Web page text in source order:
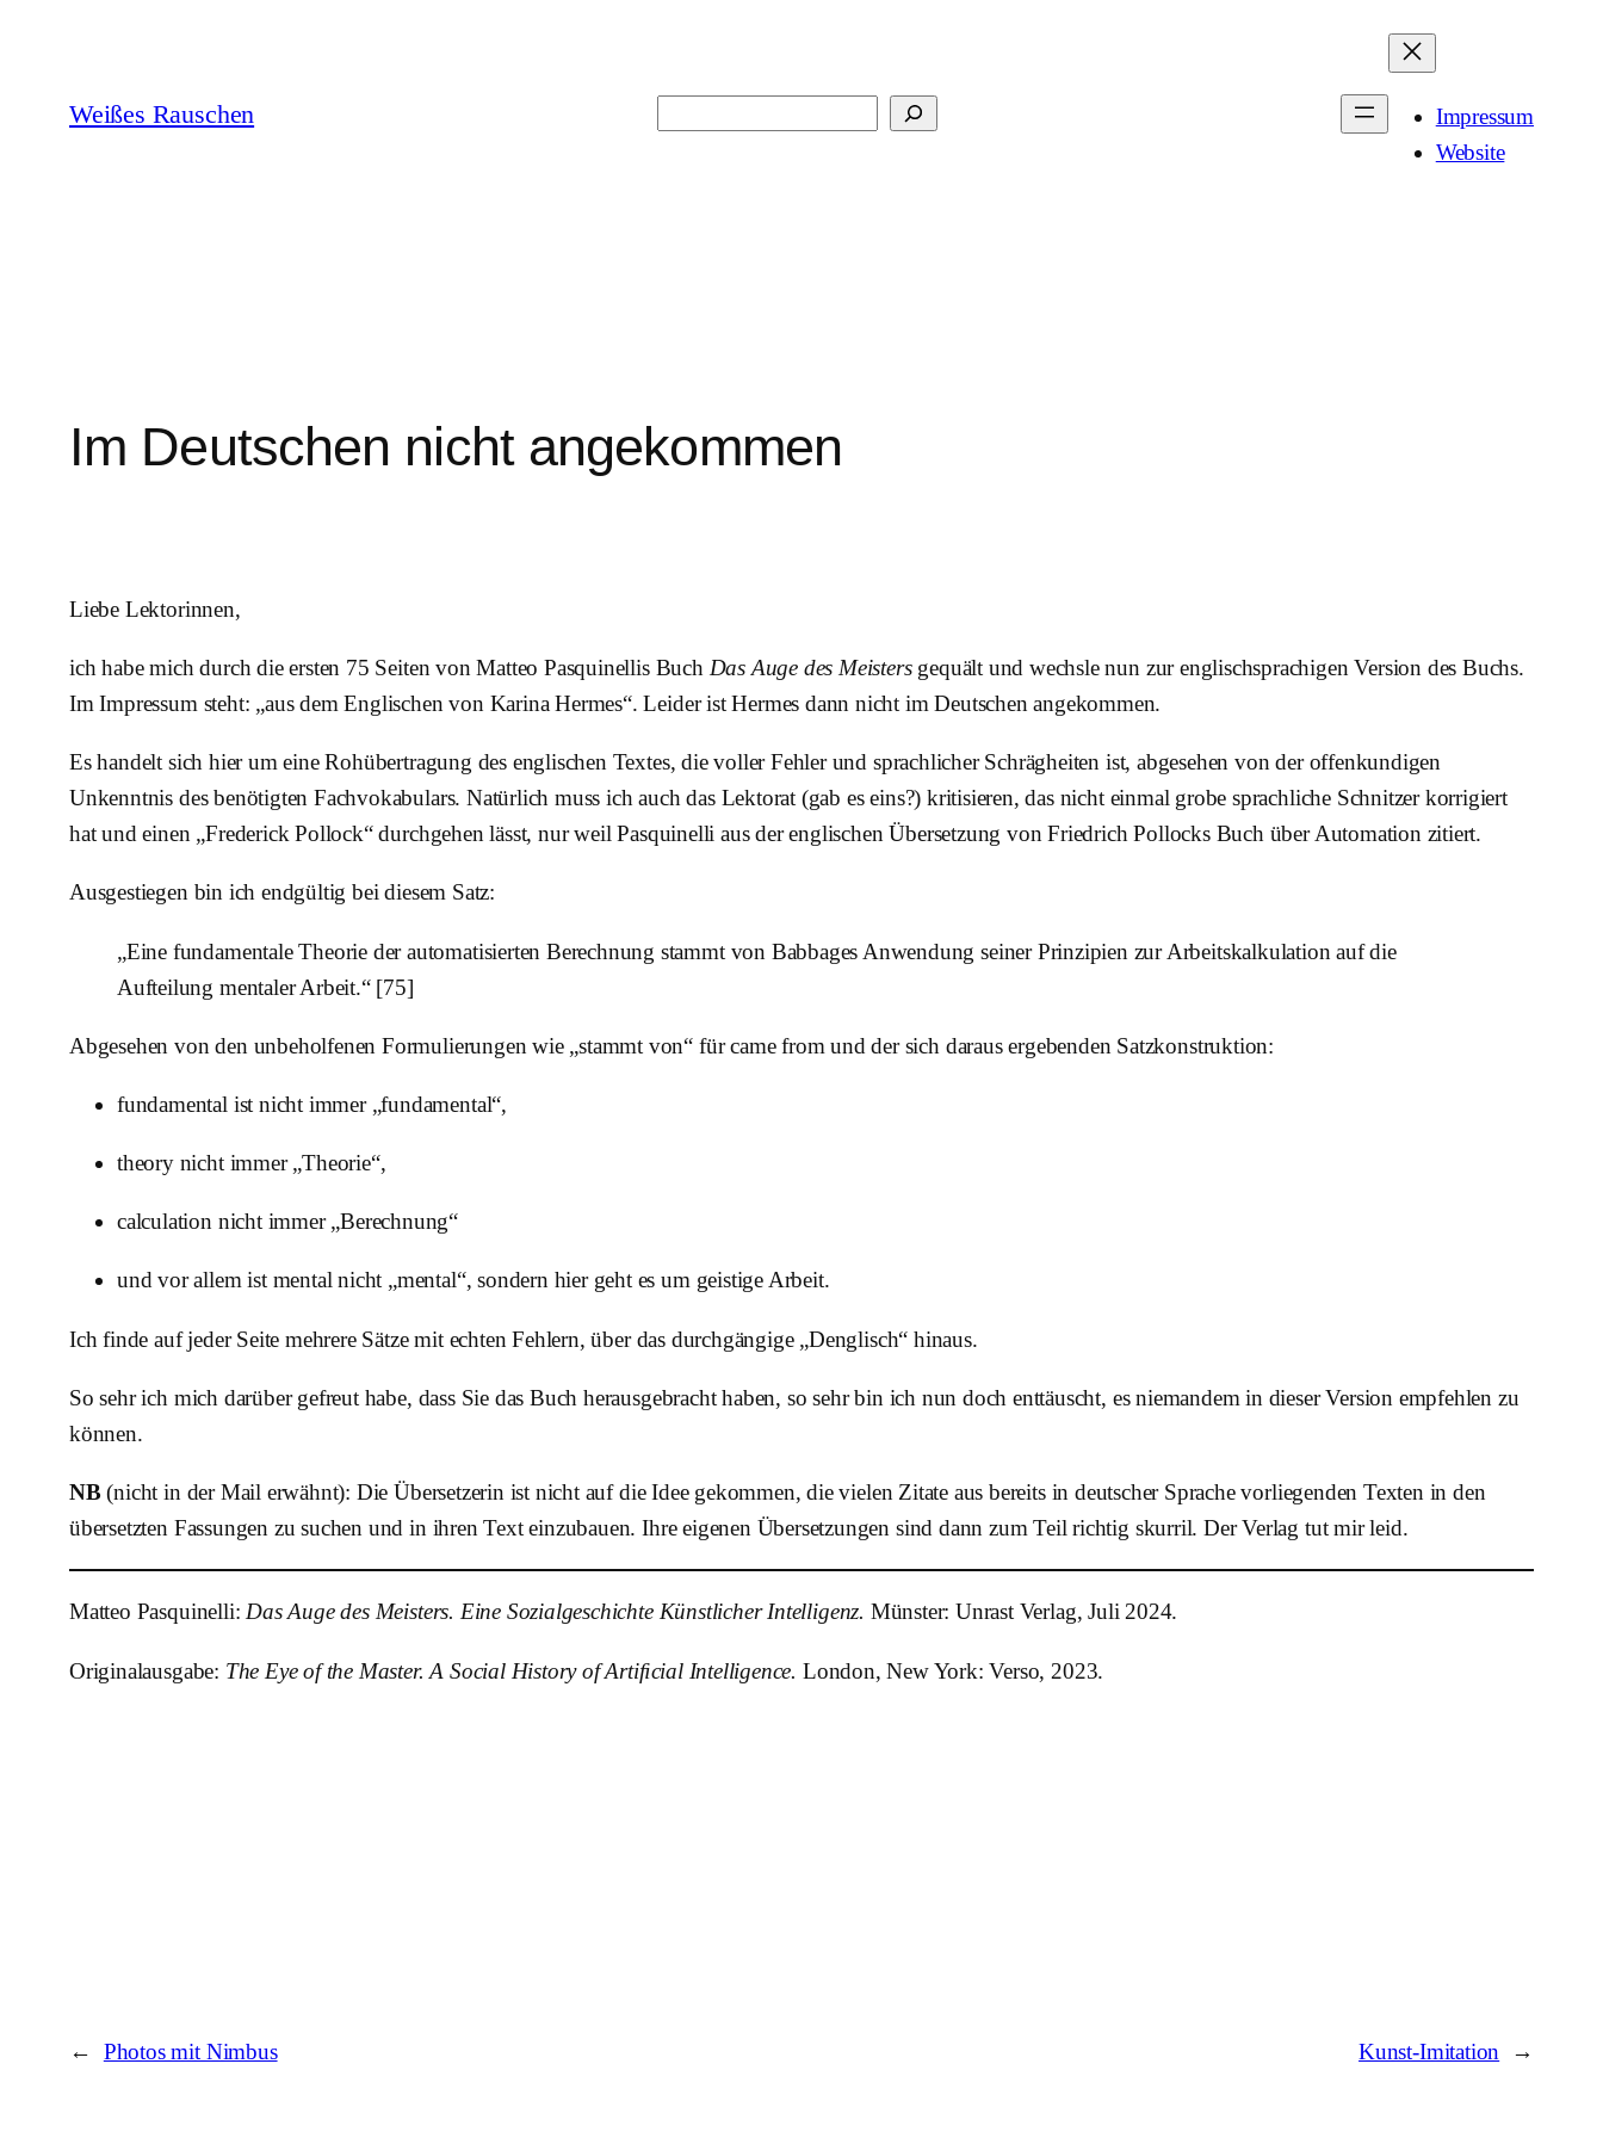
Weißes Rauschen
Impressum
Website
Im Deutschen nicht angekommen
Liebe Lektorinnen,
ich habe mich durch die ersten 75 Seiten von Matteo Pasquinellis Buch Das Auge des Meistersgequält und wechsle nun zur englischsprachigen Version des Buchs.
Im Impressum steht: „aus dem Englischen von Karina Hermes“. Leider ist Hermes dann nicht im Deutschen angekommen.
Es handelt sich hier um eine Rohübertragung des englischen Textes, die voller Fehler und sprachlicher Schrägheiten ist, abgesehen von der offenkundigen
Unkenntnis des benötigten Fachvokabulars. Natürlich muss ich auch das Lektorat (gab es eins?) kritisieren, das nicht einmal grobe sprachliche Schnitzer korrigiert
hat und einen „Frederick Pollock“ durchgehen lässt, nur weil Pasquinelli aus der englischen Übersetzung von Friedrich Pollocks Buch über Automation zitiert.
Ausgestiegen bin ich endgültig bei diesem Satz:
„Eine fundamentale Theorie der automatisierten Berechnung stammt von Babbages Anwendung seiner Prinzipien zur Arbeitskalkulation auf die
Aufteilung mentaler Arbeit.“ [75]
Abgesehen von den unbeholfenen Formulierungen wie „stammt von“ für came from und der sich daraus ergebenden Satzkonstruktion:
fundamental ist nicht immer „fundamental“,
theory nicht immer „Theorie“,
calculation nicht immer „Berechnung“
und vor allem ist mental nicht „mental“, sondern hier geht es um geistige Arbeit.
Ich finde auf jeder Seite mehrere Sätze mit echten Fehlern, über das durchgängige „Denglisch“ hinaus.
So sehr ich mich darüber gefreut habe, dass Sie das Buch herausgebracht haben, so sehr bin ich nun doch enttäuscht, es niemandem in dieser Version empfehlen zu
können.
NB(nicht in der Mail erwähnt): Die Übersetzerin ist nicht auf die Idee gekommen, die vielen Zitate aus bereits in deutscher Sprache vorliegenden Texten in den
übersetzten Fassungen zu suchen und in ihren Text einzubauen. Ihre eigenen Übersetzungen sind dann zum Teil richtig skurril. Der Verlag tut mir leid.
Matteo Pasquinelli:Das Auge des Meisters. Eine Sozialgeschichte Künstlicher Intelligenz. Münster: Unrast Verlag, Juli 2024.
Originalausgabe: The Eye of the Master. A Social History of Artiﬁcial Intelligence. London, New York: Verso, 2023.
← Photos mit Nimbus Kunst-Imitation →